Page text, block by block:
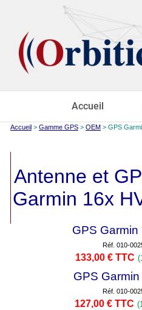
Accueil
Accueil > Gamme GPS > OEM > GPS
Antenne et
Garmin 16x
GPS Garmin
Réf. 010-
133,00 € TTC
GPS
Réf. 010-
127,00 € TTC